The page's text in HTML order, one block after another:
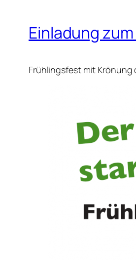
Einladung
Frühlingsfest mit